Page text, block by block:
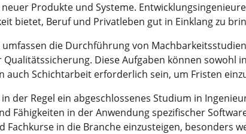
Produkte und Systeme.
bietet, Beruf und Privatleben gut in Einklang zu
die Durchführung von
Diese Aufgaben können sowohl
auch Schichtarbeit erforderlich sein, um Fristen
der Regel ein abgeschlossenes Studium in
Fähigkeiten in der Anwendung spezifischer
in die Branche einzusteigen, besonders